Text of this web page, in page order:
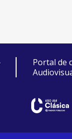
Portal de